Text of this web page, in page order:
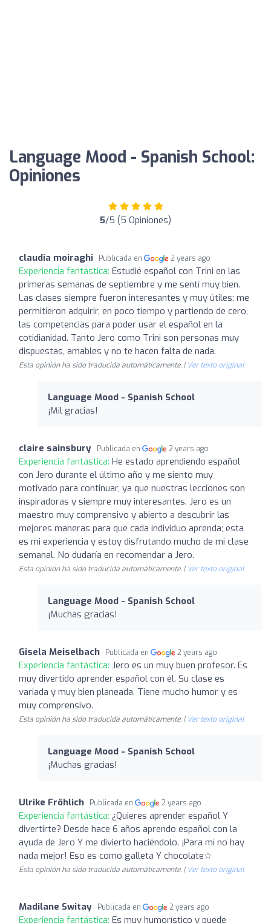
Language Mood - Spanish School:
Opiniones
5/5 (5 Opiniones)
claudia moiraghi Publicada en 2 years ago
Experiencia fantástica: Estudié español con Trini en las
primeras semanas de septiembre y me sentí muy bien.
Las clases siempre fueron interesantes y muy útiles; me
permitieron adquirir, en poco tiempo y partiendo de cero,
las competencias para poder usar el español en la
cotidianidad. Tanto Jero como Trini son personas muy
dispuestas, amables y no te hacen falta de nada.
Esta opinión ha sido traducida automáticamente. | Ver texto original
Language Mood - Spanish School
¡Mil gracias!
claire sainsbury Publicada en 2 years ago
Experiencia fantástica: He estado aprendiendo español
con Jero durante el último año y me siento muy
motivado para continuar, ya que nuestras lecciones son
inspiradoras y siempre muy interesantes. Jero es un
maestro muy comprensivo y abierto a descubrir las
mejores maneras para que cada individuo aprenda; esta
es mi experiencia y estoy disfrutando mucho de mi clase
semanal. No dudaría en recomendar a Jero.
Esta opinión ha sido traducida automáticamente. | Ver texto original
Language Mood - Spanish School
¡Muchas gracias!
Gisela Meiselbach Publicada en 2 years ago
Experiencia fantástica: Jero es un muy buen profesor. Es
muy divertido aprender español con él. Su clase es
variada y muy bien planeada. Tiene mucho humor y es
muy comprensivo.
Esta opinión ha sido traducida automáticamente. | Ver texto original
Language Mood - Spanish School
¡Muchas gracias!
Ulrike Fröhlich Publicada en 2 years ago
Experiencia fantástica: ¿Quieres aprender español Y
divertirte? Desde hace 6 años aprendo español con la
ayuda de Jero Y me divierto haciéndolo. ¡Para mí no hay
nada mejor! Eso es como galleta Y chocolate☆
Esta opinión ha sido traducida automáticamente. | Ver texto original
Madilane Switay Publicada en 2 years ago
Experiencia fantástica: Es muy humorístico y puede